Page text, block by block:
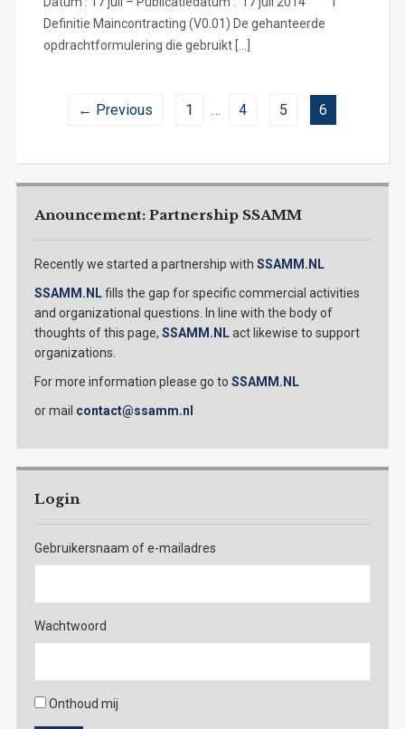
Anouncement: Partnership SSAMM
Recently we started a partnership with SSAMM.NL
SSAMM.NLfills the gap for specific commercial activities
and organizational questions. In line with the body of
thoughts of this page, SSAMM.NLact likewise to support
organizations.
For more information please go to SSAMM.NL
or mail contact@ssamm.nl
Login
Gebruikersnaam of e-mailadres
Wachtwoord
Onthoud mij
Definitie Maincontracting (V0.01) De gehanteerde
opdrachtformulering die gebruikt […]
← Previous 1 … 4 5 6